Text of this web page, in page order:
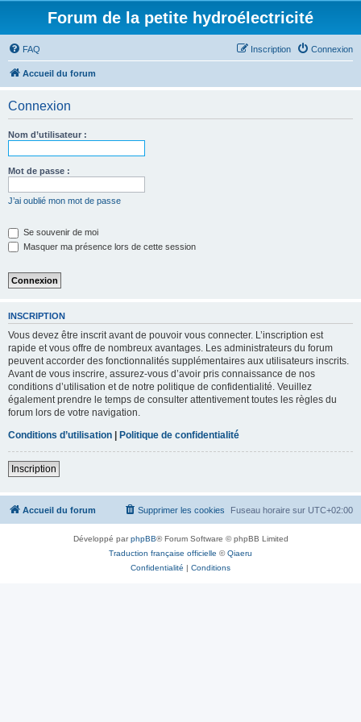
Forum de la petite hydroélectricité
FAQ Connexion
Inscription
Accueil du forum
Connexion
Nom d’utilisateur :
Mot de passe :
J’ai oublié mon mot de passe
Se souvenir de moi
Masquer ma présence lors de cette session
INSCRIPTION
Vous devez être inscrit avant de pouvoir vous connecter. L’inscription est
rapide et vous offre de nombreux avantages. Les administrateurs du forum
peuvent accorder des fonctionnalités supplémentaires aux utilisateurs inscrits.
Avant de vous inscrire, assurez-vous d’avoir pris connaissance de nos
conditions d’utilisation et de notre politique de confidentialité. Veuillez
également prendre le temps de consulter attentivement toutes les règles du
forum lors de votre navigation.
Conditions d’utilisation | Politique de confidentialité
Inscription
Accueil du forum Fuseau horaire sur UTC+02:00
Supprimer les cookies
Développé parphpBB® Forum Software © phpBB Limited
Traduction française officielle ©Qiaeru
Confidentialité | Conditions